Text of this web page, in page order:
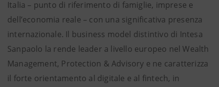
Italia – punto di riferimento di famiglie, imprese e
dell’economia reale – con una significativa presenza
internazionale. Il business model distintivo di Intesa
Sanpaolo la rende leader a livello europeo nel Wealth
Management, Protection & Advisory e ne caratterizza
il forte orientamento al digitale e al fintech, in